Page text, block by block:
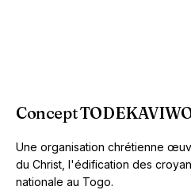
Concept
Une organisation chrétienne
du Christ, l'édification des
nationale au Togo.